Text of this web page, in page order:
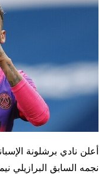
أعلن نادي برشلونة
نجمه السابق البرازيلي